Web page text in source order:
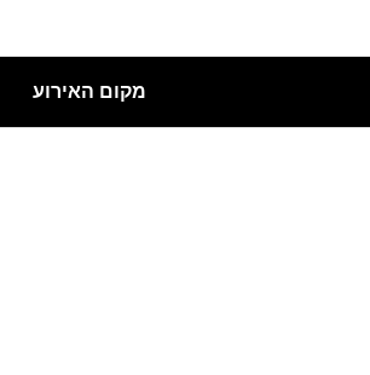
מקום האירוע